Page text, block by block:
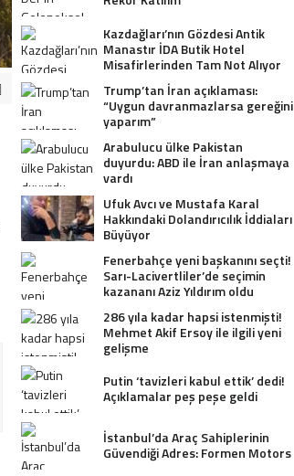
Kazdağları’nın Gözdesi Antik
Manastır İDA Butik Hotel
Misafirlerinden Tam Not Alıyor
Trump’tan İran açıklaması:
“Uygun davranmazlarsa gereğini
yaparım”
Arabulucu ülke Pakistan
duyurdu: ABD ile İran anlaşmaya
vardı
Ufuk Avcı ve Mustafa Karal
Hakkındaki Dolandırıcılık İddiaları
Büyüyor
Fenerbahçe yeni başkanını seçti!
Sarı-Lacivertliler’de seçimin
kazananı Aziz Yıldırım oldu
286 yıla kadar hapsi istenmişti!
Mehmet Akif Ersoy ile ilgili yeni
gelişme
Putin ‘tavizleri kabul ettik’ dedi!
Açıklamalar peş peşe geldi
İstanbul’da Araç Sahiplerinin
Güvendiği Adres: Formen Motors